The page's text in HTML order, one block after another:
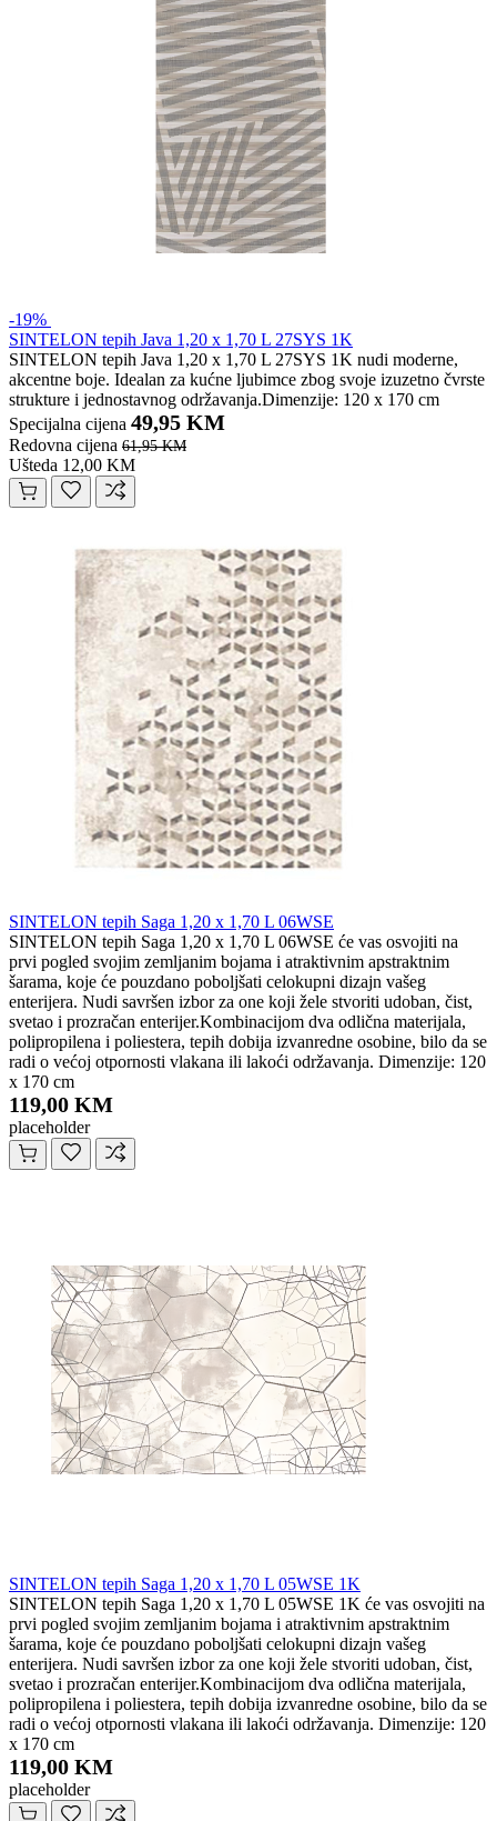
-19%
SINTELON tepih Java 1,20 x 1,70 L 27SYS 1K
SINTELON tepih Java 1,20 x 1,70 L 27SYS 1K nudi moderne,
akcentne boje. Idealan za kućne ljubimce zbog svoje izuzetno čvrste
strukture i jednostavnog održavanja.Dimenzije: 120 x 170 cm
Specijalna cijena 49,95 KM
Redovna cijena 61,95 KM
Ušteda 12,00 KM
SINTELON tepih Saga 1,20 x 1,70 L 06WSE
SINTELON tepih Saga 1,20 x 1,70 L 06WSE će vas osvojiti na
prvi pogled svojim zemljanim bojama i atraktivnim apstraktnim
šarama, koje će pouzdano poboljšati celokupni dizajn vašeg
enterijera. Nudi savršen izbor za one koji žele stvoriti udoban, čist,
svetao i prozračan enterijer.Kombinacijom dva odlična materijala,
polipropilena i poliestera, tepih dobija izvanredne osobine, bilo da se
radi o većoj otpornosti vlakana ili lakoći održavanja. Dimenzije: 120
x 170 cm
119,00 KM
placeholder
SINTELON tepih Saga 1,20 x 1,70 L 05WSE 1K
SINTELON tepih Saga 1,20 x 1,70 L 05WSE 1K će vas osvojiti na
prvi pogled svojim zemljanim bojama i atraktivnim apstraktnim
šarama, koje će pouzdano poboljšati celokupni dizajn vašeg
enterijera. Nudi savršen izbor za one koji žele stvoriti udoban, čist,
svetao i prozračan enterijer.Kombinacijom dva odlična materijala,
polipropilena i poliestera, tepih dobija izvanredne osobine, bilo da se
radi o većoj otpornosti vlakana ili lakoći održavanja. Dimenzije: 120
x 170 cm
119,00 KM
placeholder